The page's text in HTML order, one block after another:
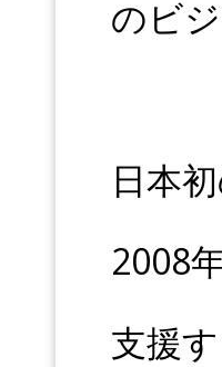
のビ
日本
2008
支援